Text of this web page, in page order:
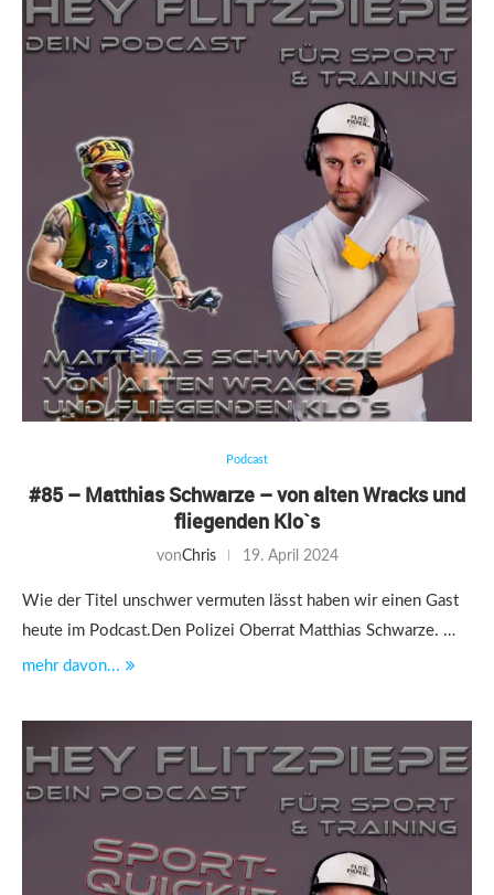
Podcast
#85 – Matthias Schwarze – von alten Wracks und
fliegenden Klo`s
vonChris 19. April 2024
Wie der Titel unschwer vermuten lässt haben wir einen Gast
heute im Podcast.Den Polizei Oberrat Matthias Schwarze. …
mehr davon...